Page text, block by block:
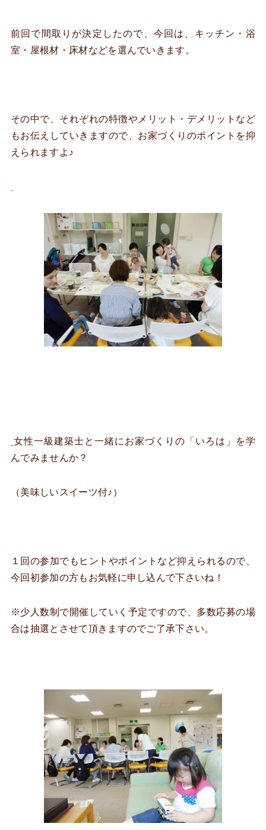
前回で間取りが決定したので、今回は、キッチン・浴
室・屋根材・床材などを選んでいきます。
その中で、それぞれの特徴やメリット・デメリットなど
もお伝えしていきますので、お家づくりのポイントを抑
えられますよ♪
女性一級建築士と一緒にお家づくりの「いろは」を学
んでみませんか？
（美味しいスイーツ付♪）
１回の参加でもヒントやポイントなど抑えられるので、
今回初参加の方もお気軽に申し込んで下さいね！
※少人数制で開催していく予定ですので、多数応募の場
合は抽選とさせて頂きますのでご了承下さい。